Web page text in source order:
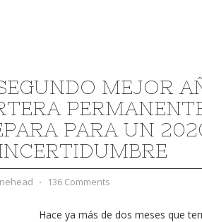
MEJOR
PARA UN
⋅ 136 Comments
Hace ya más de dos meses que